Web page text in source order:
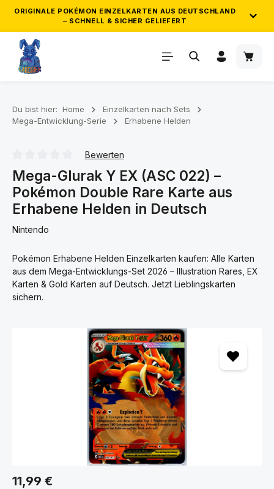
ORIGINALE POKÉMON EINZELKARTEN AUS DEUTSCHLAND
– SCHNELL & SICHER GELIEFERT
ZUVERLÄSSIGER VERSAND & GEPRÜFTE
QUALITÄT
Einzelkarten direkt aus Deutschland. Deine Bestellung wird
sorgfältig geprüft, sicher verpackt und zuverlässig
schnell und in einwandfreiem Zustand bei dir an.
GRATIS POKÉMON KARTEN AB 25€ &
50€
Sammle automatisch Gratis-Karten zu deiner Bestellung ab
POKÉMON EINZELKARTEN NACH SETS
SORTIERT
Set sortiert – von Karmesin & Purpur über 151 bis hin zu
beliebten Klassikern.
ALLE SETS ANSEHEN
Zum Hauptinhalt springen
Du bist hier: Home
Einzelkarten nach Sets
Mega-Entwicklung-Serie
Erhabene Helden
Durchschnittliche Bewertung von 0 von 5 Sternen
Bewerten
Mega-Glurak Y EX (ASC 022) –
Pokémon Double Rare Karte aus
Erhabene Helden in Deutsch
Nintendo
Pokémon Erhabene Helden Einzelkarten kaufen: Alle Karten
aus dem Mega-Entwicklungs-Set 2026 – Illustration Rares, EX
Karten & Gold Karten auf Deutsch. Jetzt Lieblingskarten
sichern.
Bildergalerie überspringen
Regulärer Preis:
11,99 €